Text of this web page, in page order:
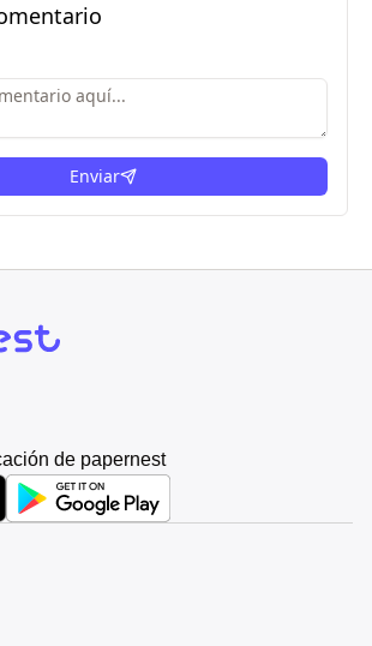
Enviar
de papernest